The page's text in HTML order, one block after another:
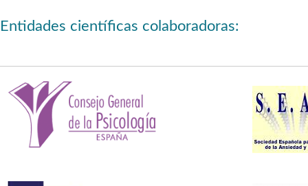
Entidades científicas colaboradoras: